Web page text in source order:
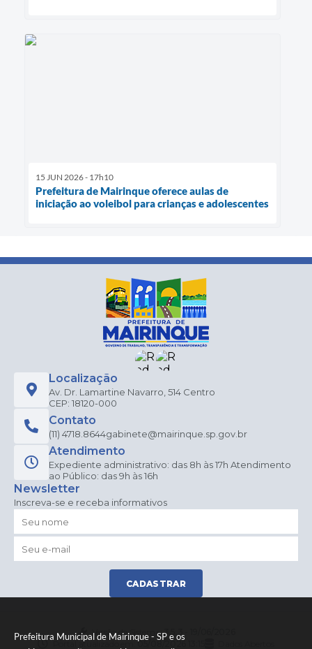
Prefeitura Municipal de Mairinque - SP e os
15 JUN 2026 - 17h10
Prefeitura de Mairinque oferece aulas de
iniciação ao voleibol para crianças e adolescentes
Localização
Av. Dr. Lamartine Navarro, 514 Centro
CEP: 18120-000
Contato
(11) 4718.8644gabinete@mairinque.sp.gov.br
Atendimento
Expediente administrativo: das 8h às 17h Atendimento
ao Público: das 9h às 16h
Newsletter
Inscreva-se e receba informativos
CADASTRAR
Versão do Sistema:3.5.3 - 19/06/2026
Portal atualizado em: 05/08/2026 13:15